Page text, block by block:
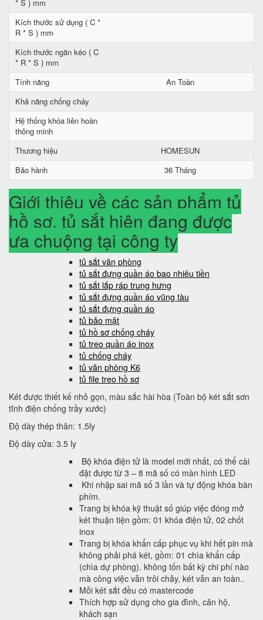
* S ) mm
Kích thước sử dụng ( C *
R * S ) mm
Kích thước ngăn kéo ( C
* R * S ) mm
Tính năng
An Toàn
Khả năng chống cháy
Hệ thống khóa liên hoàn
thông minh
Thương hiệu
HOMESUN
Bảo hành
36 Tháng
Giới thiệu về các sản phẩm tủ
hồ sơ, tủ sắt hiện đang được
ưa chuộng tại công ty
tủ sắt văn phòng
tủ sắt đựng quần áo bao nhiêu tiền
tủ sắt lắp ráp trung hưng
tủ sắt đựng quần áo vũng tàu
tủ sắt đựng quần áo
tủ bảo mật
tủ hồ sơ chống cháy
tủ treo quần áo inox
tủ chống cháy
tủ văn phòng K6
tủ file treo hồ sơ
Két được thiết kế nhỏ gọn, màu sắc hài hòa (Toàn bộ két sắt sơn
tĩnh điện chống trầy xước)
Độ dày thép thân: 1.5ly
Độ dày cửa: 3.5 ly
Bộ khóa điện tử là model mới nhất, có thể cài
đặt được từ 3 – 8 mã số có màn hình LED
Khi nhập sai mã số 3 lần và tự động khóa bàn
phím.
Trang bị khóa kỹ thuật số giúp việc đóng mở
két thuận tiện gồm: 01 khóa điện tử, 02 chốt
inox
Trang bị khóa khẩn cấp phục vụ khi hết pin mà
không phải phá két, gồm: 01 chìa khẩn cấp
(chìa dự phòng). không tốn bất kỳ chi phí nào
mà công việc vẫn trôi chảy, két vẫn an toàn..
Mỗi két sắt đều có mastercode
Thích hợp sử dụng cho gia đình, căn hộ,
khách sạn